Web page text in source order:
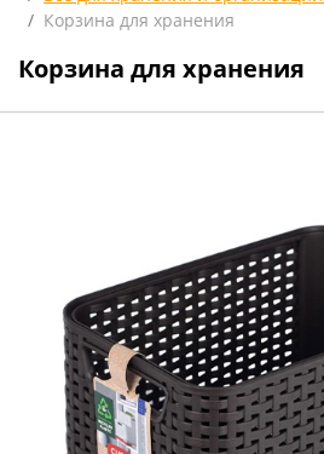
Корзина для хранения
Корзина для хранения